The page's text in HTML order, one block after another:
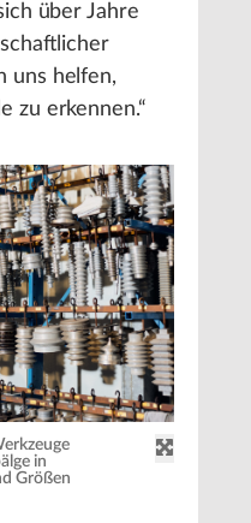
über Jahre
uns helfen,
zu erkennen.“
in
Größen